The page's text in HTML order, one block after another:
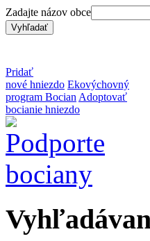
Zadajte názov obce
Pridať
nové hniezdo Ekovýchovný
program Bocian Adoptovať
bocianie hniezdo